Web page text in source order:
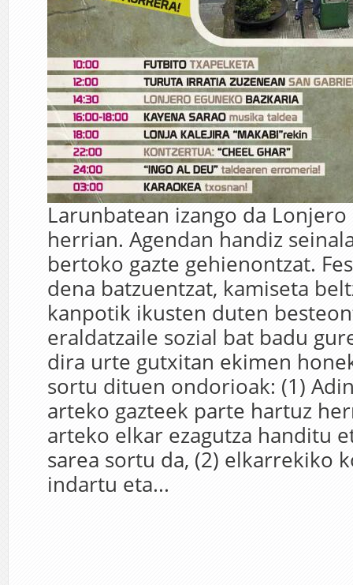
Larunbatean izango da Lonjero
herrian. Agendan handiz
bertoko gazte gehienontzat.
dena batzuentzat, kamiseta
kanpotik ikusten duten
eraldatzaile sozial bat badu
dira urte gutxitan ekimen
sortu dituen ondorioak: (1)
arteko gazteek parte hartuz
arteko elkar ezagutza handitu
sarea sortu da, (2) elkarrekiko
indartu eta...